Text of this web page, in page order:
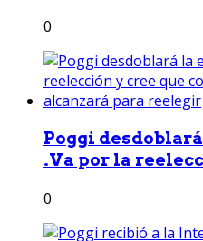
0
Poggi
.Va por la
0